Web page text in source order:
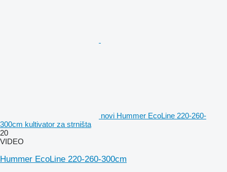
novi Hummer EcoLine 220-260-
300cm kultivator za strništa
20
VIDEO
Hummer EcoLine 220-260-300cm